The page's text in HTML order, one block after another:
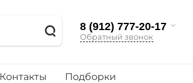
8 (912) 777-20-17
Обратный звонок
Контакты Подборки